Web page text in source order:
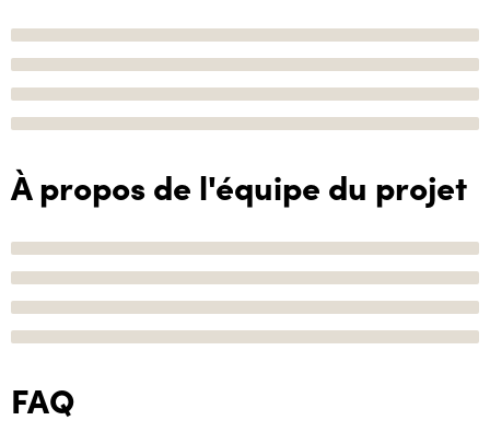
À propos de l'équipe du projet
FAQ